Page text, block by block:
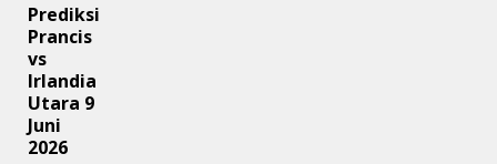
Prediksi
Prancis
vs
Irlandia
Utara 9
Juni
2026